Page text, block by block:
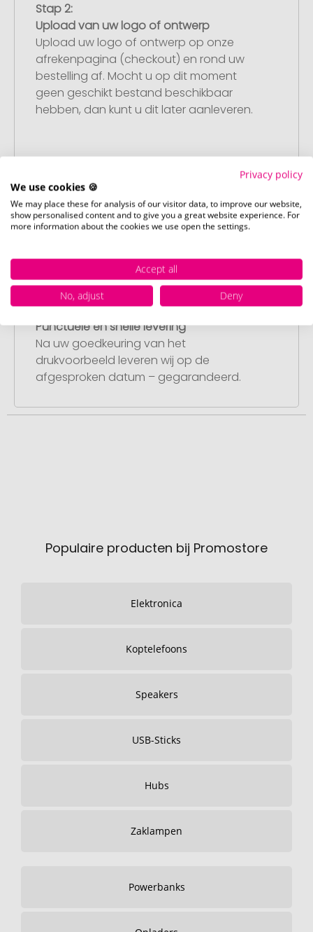
Stap 2:
Upload van uw logo of ontwerp
Upload uw logo of ontwerp op onze
afrekenpagina (checkout) en rond uw
bestelling af. Mocht u op dit moment
geen geschikt bestand beschikbaar
hebben, dan kunt u dit later aanleveren.
Artikelvoorbeeld en goedkeuring
U ontvangt van ons een gratis
drukvoorbeeld met uw ontwerp. Zodra u
dit heeft goedgekeurd, starten wij direct
Stap 4:
Punctuele en snelle levering
Na uw goedkeuring van het
drukvoorbeeld leveren wij op de
afgesproken datum – gegarandeerd.
Populaire producten bij Promostore
Elektronica
Koptelefoons
Speakers
USB-Sticks
Hubs
Zaklampen
Powerbanks
Privacy policy
We use cookies 🍪
We may place these for analysis of our visitor data, to improve our website,
show personalised content and to give you a great website experience. For
more information about the cookies we use open the settings.
Accept all
No, adjust
Deny